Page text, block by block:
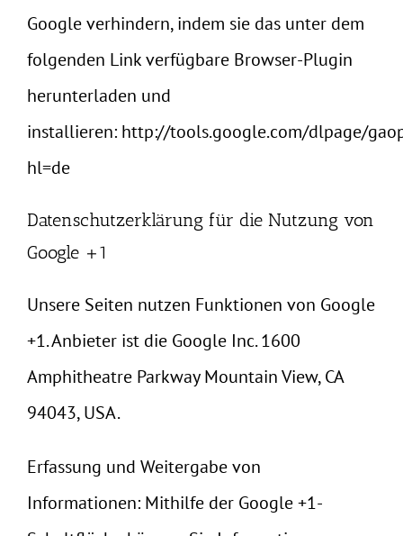
Google verhindern, indem sie das unter dem
folgenden Link verfügbare Browser-Plugin
herunterladen und
installieren: http://tools.google.com/dlpage/
hl=de
Datenschutzerklärung für die Nutzung von
Google +1
Unsere Seiten nutzen Funktionen von Google
+1. Anbieter ist die Google Inc. 1600
Amphitheatre Parkway Mountain View, CA
94043, USA.
Erfassung und Weitergabe von
Informationen: Mithilfe der Google +1-